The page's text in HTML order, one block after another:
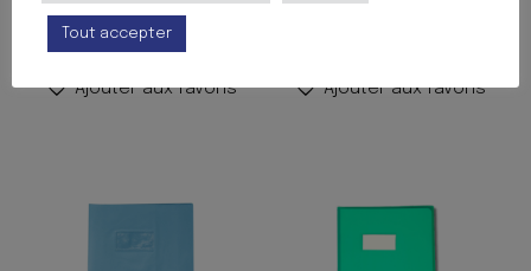
Ajouter au panier
Ajouter aux favoris Ajouter aux favoris
Tout accepter